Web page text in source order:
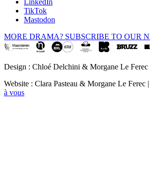
TikTok
Mastodon
MORE DRAMA? SUBSCRIBE TO OUR
Design : Chloé Delchini & Morgane Le Ferec
Website : Clara Pasteau & Morgane Le Ferec
à vous